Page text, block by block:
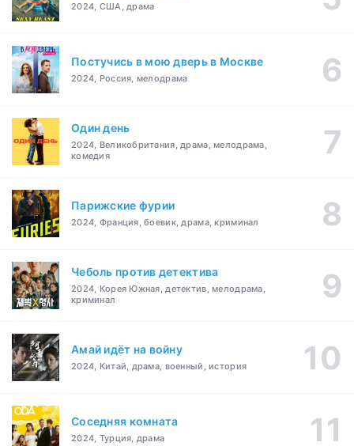
2024, США, драма
Постучись в мою дверь в Москве
2024, Россия, мелодрама
Один день
2024, Великобритания, драма, мелодрама,
комедия
Парижские фурии
2024, Франция, боевик, драма, криминал
Чеболь против детектива
2024, Корея Южная, детектив, мелодрама,
криминал
Амай идёт на войну
2024, Китай, драма, военный, история
Соседняя комната
2024, Турция, драма